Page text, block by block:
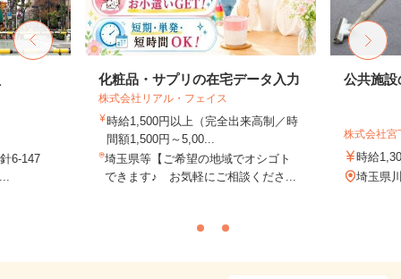
6-147
化粧品・サプリの在宅データ入力
株式会社リアル・フェイス
時給1,500円以上（完全出来高制／時
間額1,500円～5,00...
埼玉県等【ご希望の地域でオシゴト
できます♪ お気軽にご相談くださ...
公共施設
株式会社
時給
埼玉県